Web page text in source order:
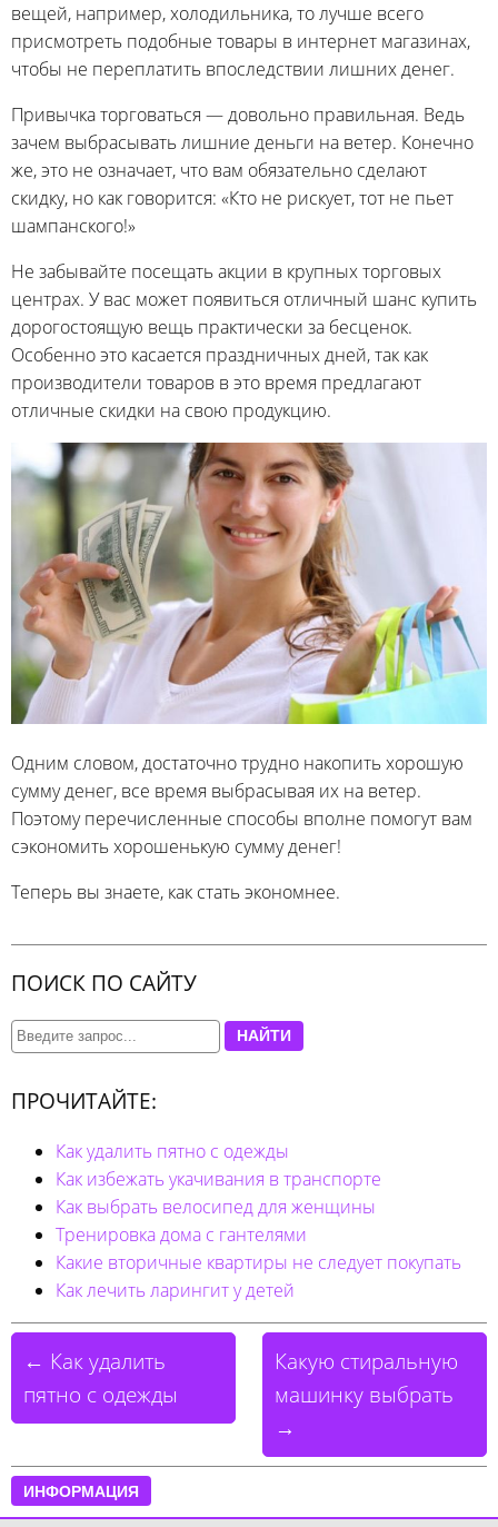
вещей, например, холодильника, то лучше всего
присмотреть подобные товары в интернет магазинах,
чтобы не переплатить впоследствии лишних денег.
Привычка торговаться — довольно правильная. Ведь
зачем выбрасывать лишние деньги на ветер. Конечно
же, это не означает, что вам обязательно сделают
скидку, но как говорится: «Кто не рискует, тот не пьет
шампанского!»
Не забывайте посещать акции в крупных торговых
центрах. У вас может появиться отличный шанс купить
дорогостоящую вещь практически за бесценок.
Особенно это касается праздничных дней, так как
производители товаров в это время предлагают
отличные скидки на свою продукцию.
Одним словом, достаточно трудно накопить хорошую
сумму денег, все время выбрасывая их на ветер.
Поэтому перечисленные способы вполне помогут вам
сэкономить хорошенькую сумму денег!
Теперь вы знаете, как стать экономнее.
ПОИСК ПО САЙТУ
НАЙТИ
ПРОЧИТАЙТЕ:
Как удалить пятно с одежды
Как избежать укачивания в транспорте
Как выбрать велосипед для женщины
Тренировка дома с гантелями
Какие вторичные квартиры не следует покупать
Как лечить ларингит у детей
← Как удалить
пятно с одежды
Какую стиральную
машинку выбрать
→
ИНФОРМАЦИЯ